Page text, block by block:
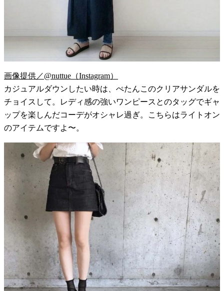
画像提供／@nuttue（Instagram）
カジュアルダウンしたい時は、ぺたんこのクリアサンダルを
チョイスして。レディ感の強いワンピースとのタッグでギャ
ップを楽しんだコーデがオシャレ過ぎ。こちらはライトオン
のアイテムですよ〜。